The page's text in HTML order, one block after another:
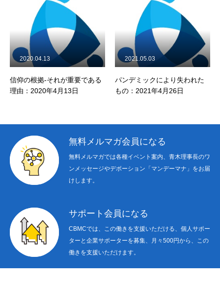
重要である
13日
パンデミックにより失われた
もの：2021年4月26日
2021.05.03
ビジネスを通して
される
2025.02.03
無料メルマガ会員になる
無料メルマガでは各種イベント案内、青木理事長のワ
ンメッセージやデボーション「マンデーマナ」をお届
けします。
サポート会員になる
CBMCでは、この働きを支援いただける、個人サポー
ターと企業サポーターを募集、月々500円から、この
働きを支援いただけます。